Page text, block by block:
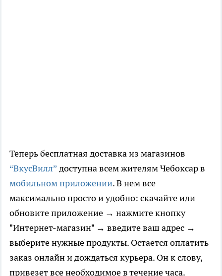
Теперь бесплатная доставка из магазинов
“ВкусВилл” доступна всем жителям Чебоксар в
мобильном приложении. В нем все
максимально просто и удобно: скачайте или
обновите приложение → нажмите кнопку
"Интернет-магазин" → введите ваш адрес →
выберите нужные продукты. Остается оплатить
заказ онлайн и дождаться курьера. Он к слову,
привезет все необходимое в течение часа.